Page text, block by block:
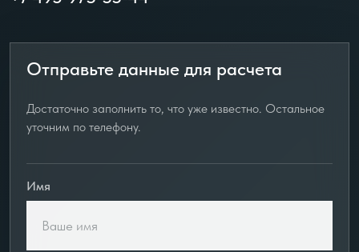
Отправьте данные для расчета
Достаточно заполнить то, что уже известно. Остальное
уточним по телефону.
Имя